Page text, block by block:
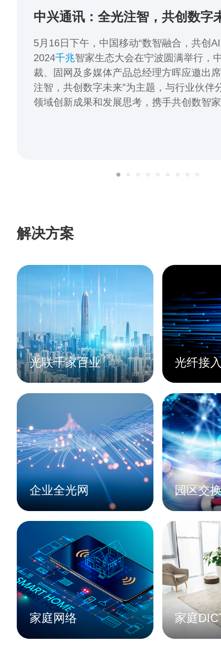
中兴通讯：全光注智，共创数字
5月16日下午，中国移动“数智融合，共创
2024千兆智家生态大会在宁波圆满举行，
裁、固网及多媒体产品总经理方晖应邀出
注智，共创数字未来”为主题，与行业伙伴
领域创新成果和发展思考，携手共创数智
解决方案
光联千家百业 光纤接
企业全光网 园区交
家庭网络 家庭